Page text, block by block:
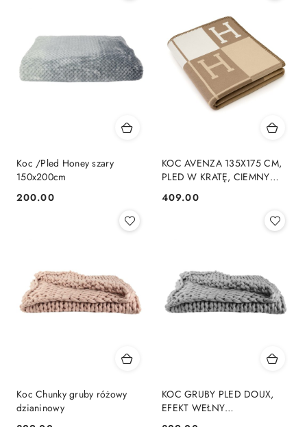
Koc /Pled Honey szary
150x200cm
Cena:
200.00
KOC AVENZA 135X175 CM,
PLED W KRATĘ, CIEMNY
CIEPŁY
Cena:
409.00
Koc Chunky gruby różowy
dzianinowy
KOC GRUBY PLED DOUX,
EFEKT WEŁNY
CZESANKOWEJ, NARZUTA,